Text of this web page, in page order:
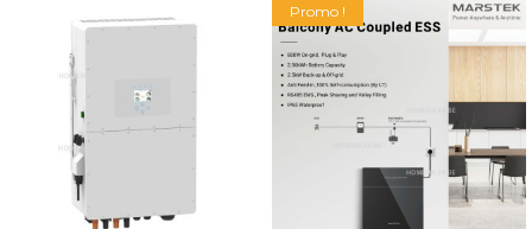
Promo !